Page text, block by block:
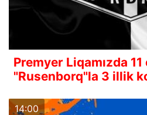
Premyer Liqamızda 11
"Rusenborq"la 3 illik
14:00